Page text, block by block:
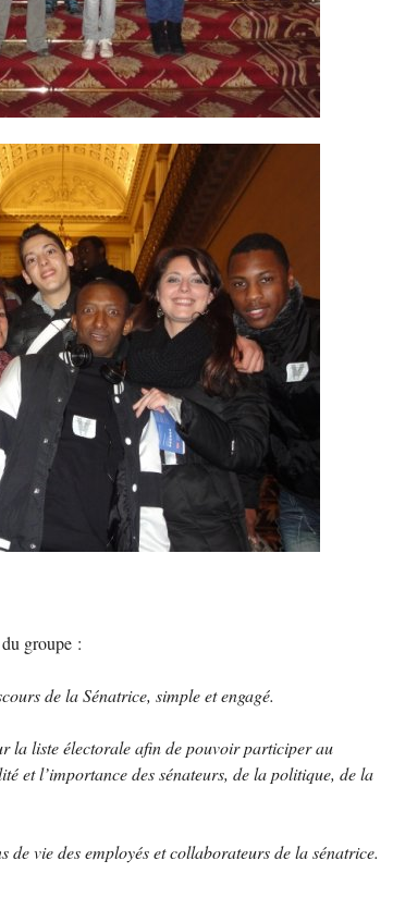
groupe :
de la Sénatrice, simple et engagé.
la liste électorale afin de pouvoir participer au
et l’importance des sénateurs, de la politique, de la
de vie des employés et collaborateurs de la sénatrice.